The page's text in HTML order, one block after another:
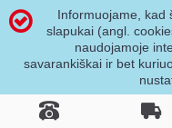
Informuojame, kad
slapukai (angl.
naudojamoje
savarankiškai ir bet